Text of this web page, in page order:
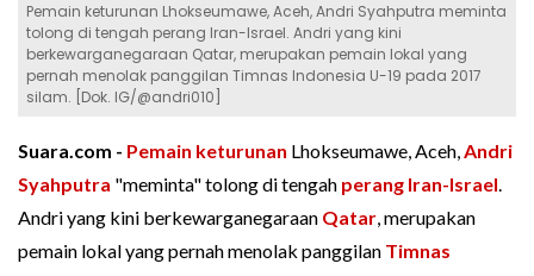
Pemain keturunan Lhokseumawe, Aceh, Andri Syahputra meminta
tolong di tengah perang Iran-Israel. Andri yang kini
berkewarganegaraan Qatar, merupakan pemain lokal yang
pernah menolak panggilan Timnas Indonesia U-19 pada 2017
silam. [Dok. IG/@andri010]
Suara.com - Pemain keturunan Lhokseumawe, Aceh,Andri
Syahputra "meminta" tolong di tengah perang Iran-Israel.
Andri yang kini berkewarganegaraan Qatar, merupakan
pemain lokal yang pernah menolak panggilan Timnas